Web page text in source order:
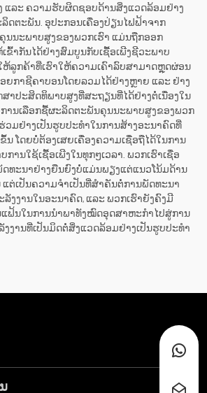
ແລະ ຄວາມຮັບຜິດຊອບດ້ານສິ່ງແວດລ້ອມຢ່າງ
ດຕະພັນ. ອຸປະກອນເຄື່ອງປ່ຽນໄຟຟ້າຈາກ
ຄຸນນະພາບສູງຂອງພວກເຮົາ ແມ່ນຖືກອອກ
ຂົ້າກັນໄດ້ຢ່າງສົມບູນກັບເຊື້ອເພີງຊີວະພາບ
ຫ້ລູກຄ້າທີ່ເຮົາໃຫ້ຄວາມເຄົາລົບສາມາດຫຼຸດຜ່ອນ
ຍກາຊີຄາບອນໂດຍລວມໄດ້ຢ່າງຫຼາຍ ແລະ ຢ່າງ
ສາປະສິດທິພາບສູງທີ່ສະຖຽນທີ່ໄດ້ຢ່າງຕໍ່ເນື່ອງໃນ
ານເລືອກຊື້ຜະລິດຕະພັນຄຸນນະພາບສູງຂອງພວກ
ວມຢ່າງເປັນຮູບປະທຳໃນການສ້າງອະນາຄົດທີ່
ນ ໂດຍບໍ່ຕ້ອງເສຍເຄື່ອງຄວາມເຊື່ອຖືໄດ້ໃນການ
ການໃຊ້ເຊື້ອເພີງໃນທຸກໆເວລາ. ພວກເຮົາເຊື່ອ
ທະນາຢ່າງຍືນຍົງບໍ່ແມ່ນພຽງແຕ່ແນວໂນ້ມດ້ານ
ແຕ່ເປັນຄວາມຈຳເປັນທີ່ສຳຄັນຕໍ່ການພັດທະນາ
ງງານໃນອະນາຄົດ, ແລະ ພວກເຮົາຍັງຄົງມີ
ຟ້ນໃນການນຳພາທັງໝົດອຸດສາຫະກຳໄປສູ່ການ
ງານທີ່ເປັນມິດຕໍ່ສິ່ງແວດລ້ອມຢ່າງເປັນຮູບປະທຳ